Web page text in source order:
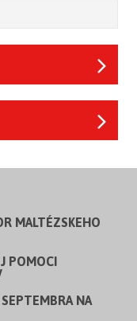
MALTÉZSKEHO
POMOCI
NA